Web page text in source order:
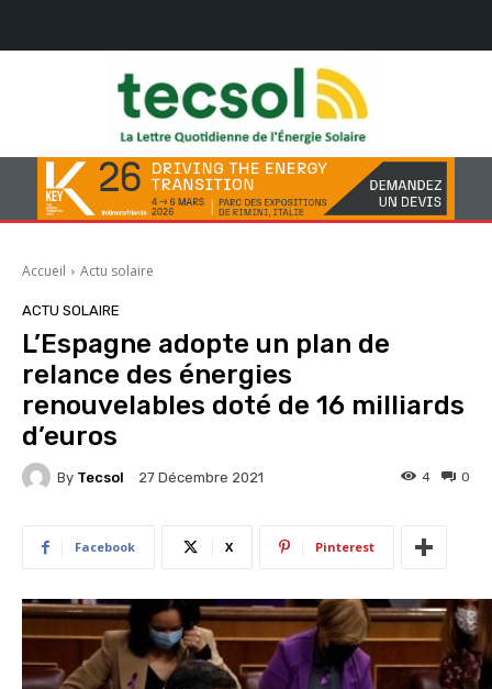
Accueil Actu solaire
ACTU SOLAIRE
L’Espagne adopte un plan de
relance des énergies
renouvelables doté de 16 milliards
d’euros
By Tecsol 27 Décembre 2021 0
4
Facebook X Pinterest